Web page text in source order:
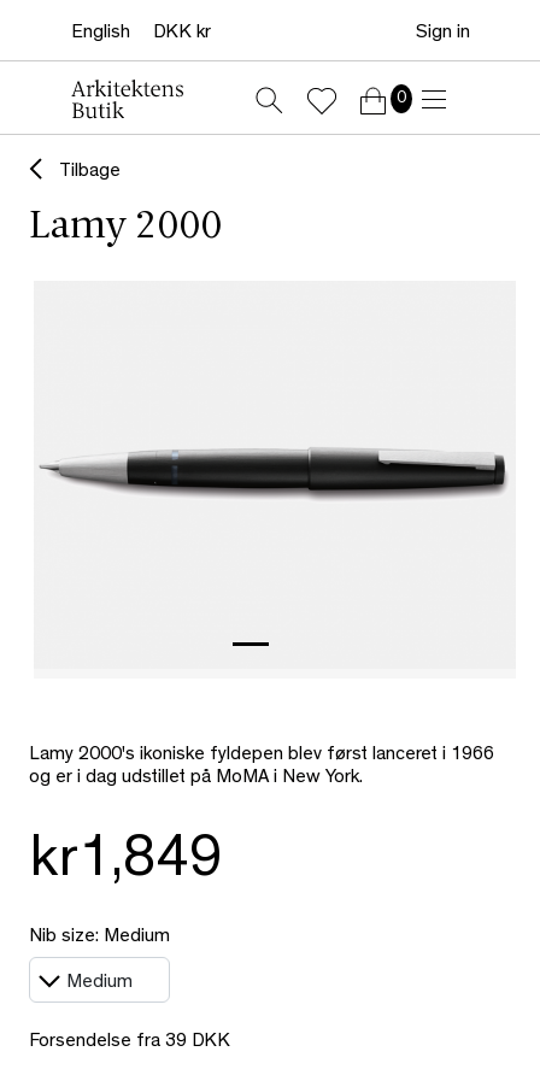
Sign in
0
Tilbage
Lamy 2000
Lamy 2000's ikoniske fyldepen blev først lanceret i 1966
og er i dag udstillet på MoMA i New York.
kr1,849
Nib size: Medium
Forsendelse fra 39 DKK